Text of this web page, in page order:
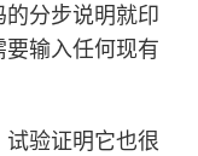
分步说明就印
输入任何现有
验证明它也很